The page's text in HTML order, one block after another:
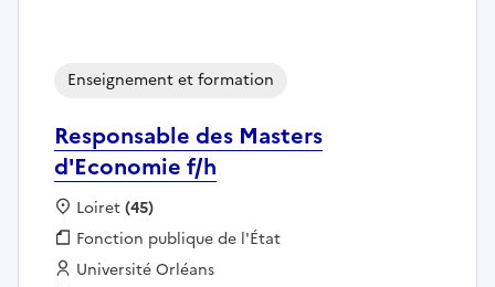
Responsable des Masters
d'Economie f/h
Enseignement et formation
Localisation :
Loiret(45)
Fonction publique :
Fonction publique de l'État
Employeur :
Université Orléans